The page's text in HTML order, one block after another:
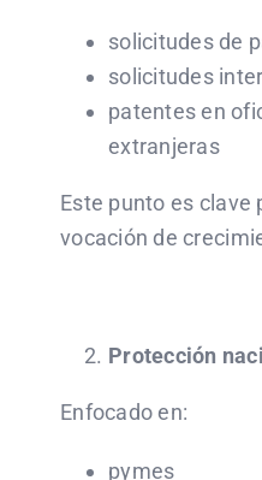
solicitudes de
solicitudes
patentes en
extranjeras
Este punto es clave
vocación de
Protección
Enfocado en:
pymes